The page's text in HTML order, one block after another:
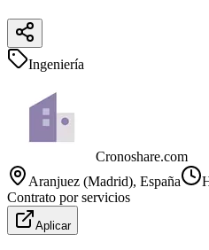
Ingeniería
Cronoshare.com
Aranjuez (Madrid), España
Contrato por servicios
Aplicar